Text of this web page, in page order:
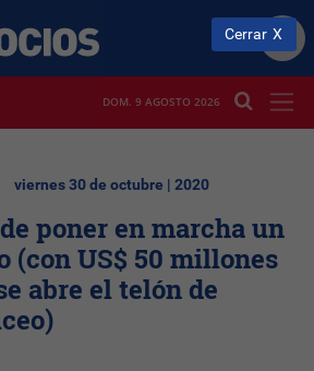
DOM. 9 AGOSTO 2026
viernes 30 de octubre | 2020
poner en marcha un
(con US$ 50 millones
abre el telón de
Cerrar